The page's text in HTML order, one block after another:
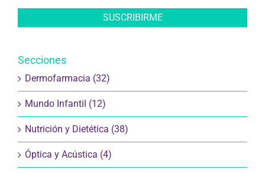
Secciones
Dermofarmacia (32)
Mundo Infantil (12)
Nutrición y Dietética (38)
Óptica y Acústica (4)